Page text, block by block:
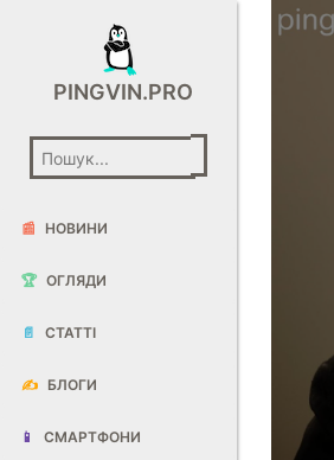
PINGVIN.PRO
📰 НОВИНИ
🏆 ОГЛЯДИ
📄 СТАТТІ
✍️ БЛОГИ
📱 СМАРТФОНИ